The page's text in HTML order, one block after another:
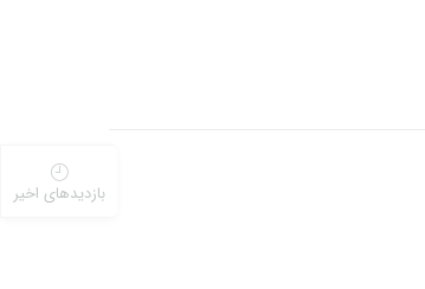
بازدیدهای اخیر